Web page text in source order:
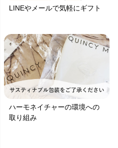
LINEやメールで気軽にギフト
ハーモネイチャーの環境への
取り組み